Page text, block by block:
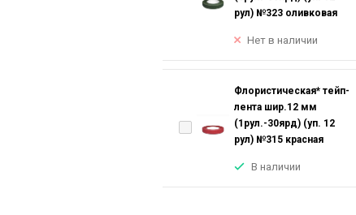
рул) №323 оливковая
Нет в наличии
Флористическая* тейп-
лента шир.12 мм
(1рул.-30ярд) (уп. 12
рул) №315 красная
В наличии